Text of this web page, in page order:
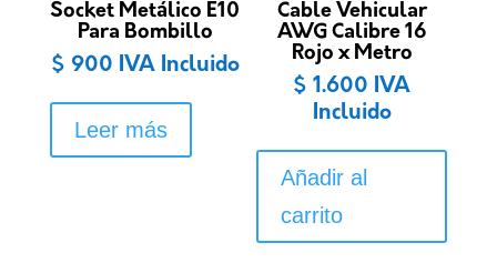
Socket Metálico E10
Para Bombillo
$ 900 IVA Incluido
Leer más
Cable Vehicular
AWG Calibre 16
Rojo x Metro
$ 1.600 IVA
Incluido
Añadir al
carrito